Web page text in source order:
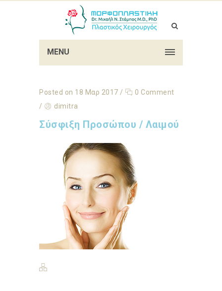
MENU
Posted on 18 Μαρ 2017 /
0 Comment
/
dimitra
Σύσφιξη Προσώπου / Λαιμού